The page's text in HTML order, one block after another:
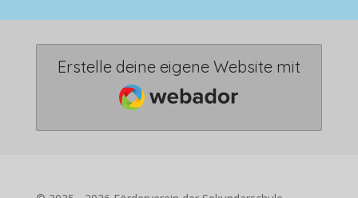
Erstelle deine eigene Website mit
Webador